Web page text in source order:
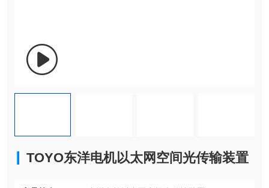
TOYO东洋电机以太网空间光传输装置